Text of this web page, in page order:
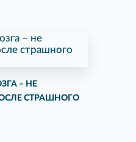
– НЕ
СТРАШНОГО